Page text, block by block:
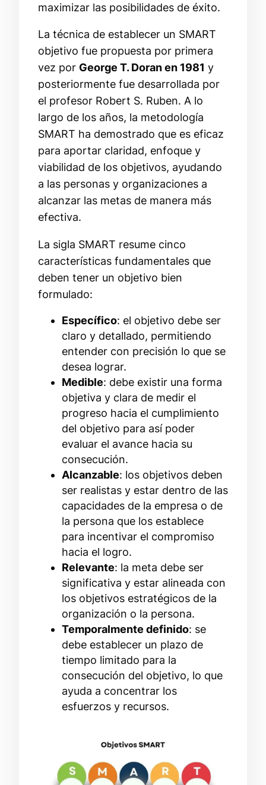
maximizar las posibilidades de éxito.
La técnica de establecer un SMART
objetivo fue propuesta por primera
vez por George T. Doran en 1981 y
posteriormente fue desarrollada por
el profesor Robert S. Ruben. A lo
largo de los años, la metodología
SMART ha demostrado que es eficaz
para aportar claridad, enfoque y
viabilidad de los objetivos, ayudando
a las personas y organizaciones a
alcanzar las metas de manera más
efectiva.
La sigla SMART resume cinco
características fundamentales que
deben tener un objetivo bien
formulado:
Específico: el objetivo debe ser
claro y detallado, permitiendo
entender con precisión lo que se
desea lograr.
Medible: debe existir una forma
objetiva y clara de medir el
progreso hacia el cumplimiento
del objetivo para así poder
evaluar el avance hacia su
consecución.
Alcanzable: los objetivos deben
ser realistas y estar dentro de las
capacidades de la empresa o de
la persona que los establece
para incentivar el compromiso
hacia el logro.
Relevante: la meta debe ser
significativa y estar alineada con
los objetivos estratégicos de la
organización o la persona.
Temporalmente definido: se
debe establecer un plazo de
tiempo limitado para la
consecución del objetivo, lo que
ayuda a concentrar los
esfuerzos y recursos.